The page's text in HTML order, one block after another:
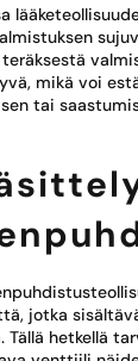
mikä voi
tai
jotka
hetkellä